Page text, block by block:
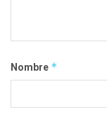
Nombre *